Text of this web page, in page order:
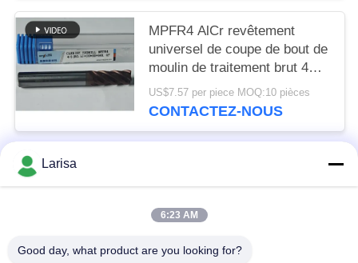
MPFR4 AlCr revêtement
universel de coupe de bout de
moulin de traitement brut 4
flûtes moulin rond de nez 8
mm Φ8 R0.5 x20x8Dx60mm
US$7.57 per piece MOQ:10 pièces
CONTACTEZ-NOUS
Catégories populaires
Larisa
6:23 AM
Good day, what product are you looking for?